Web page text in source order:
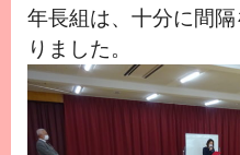
年長組は、十分に間
りました。